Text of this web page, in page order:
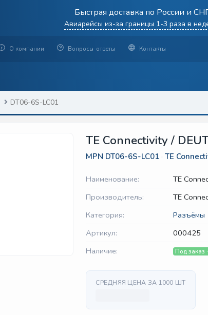
Быстрая доставка по России и
Авиарейсы из-за границы 1-3 раза в
О компании Вопросы-ответы Контакты
DT06-6S-LC01
TE Connectivity /
MPN DT06-6S-LC01 · TE
Наименование:
TE
Производитель:
TE
Категория:
Разъёмы
Артикул:
000425
Наличие:
Под заказ
СРЕДНЯЯ ЦЕНА ЗА 1000 ШТ